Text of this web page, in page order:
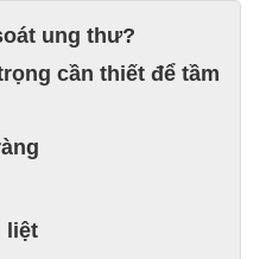
ung thư?
cần thiết để tầm
liệt